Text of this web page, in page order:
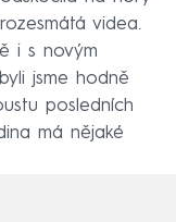
videa.
i s novým
jsme hodně
posledních
má nějaké